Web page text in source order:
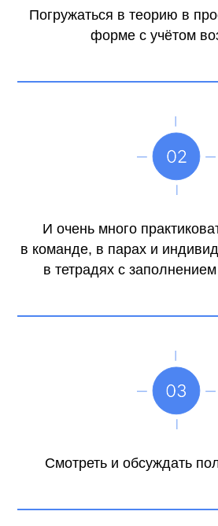
Погружаться в теорию в
форме с учётом
И очень много
в команде, в парах и
в тетрадях с
Смотреть и обсуждать